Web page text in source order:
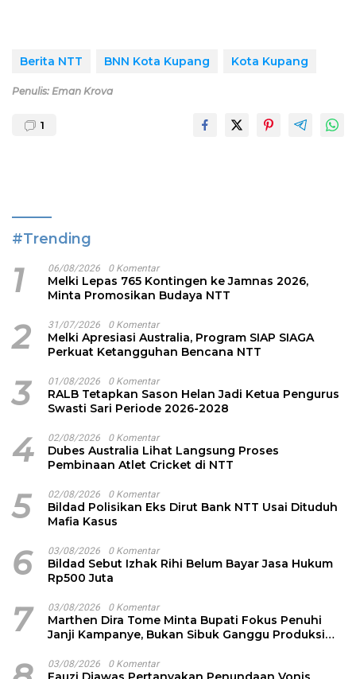
Berita NTT BNN Kota Kupang Kota Kupang
Penulis: Eman Krova
1
#Trending
1 06/08/2026 0 Komentar
Melki Lepas 765 Kontingen ke Jamnas 2026,
Minta Promosikan Budaya NTT
2 31/07/2026 0 Komentar
Melki Apresiasi Australia, Program SIAP SIAGA
Perkuat Ketangguhan Bencana NTT
3 01/08/2026 0 Komentar
RALB Tetapkan Sason Helan Jadi Ketua Pengurus
Swasti Sari Periode 2026-2028
4 02/08/2026 0 Komentar
Dubes Australia Lihat Langsung Proses
Pembinaan Atlet Cricket di NTT
5 02/08/2026 0 Komentar
Bildad Polisikan Eks Dirut Bank NTT Usai Dituduh
Mafia Kasus
6 03/08/2026 0 Komentar
Bildad Sebut Izhak Rihi Belum Bayar Jasa Hukum
Rp500 Juta
7 03/08/2026 0 Komentar
Marthen Dira Tome Minta Bupati Fokus Penuhi
Janji Kampanye, Bukan Sibuk Ganggu Produksi
03/08/2026 0 Komentar